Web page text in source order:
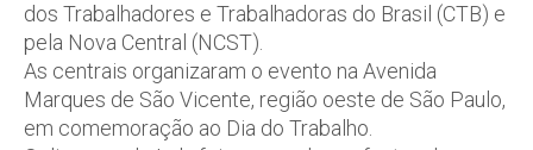
dos Trabalhadores e Trabalhadoras do Brasil (CTB) e
pela Nova Central (NCST).
As centrais organizaram o evento na Avenida
Marques de São Vicente, região oeste de São Paulo,
em comemoração ao Dia do Trabalho.